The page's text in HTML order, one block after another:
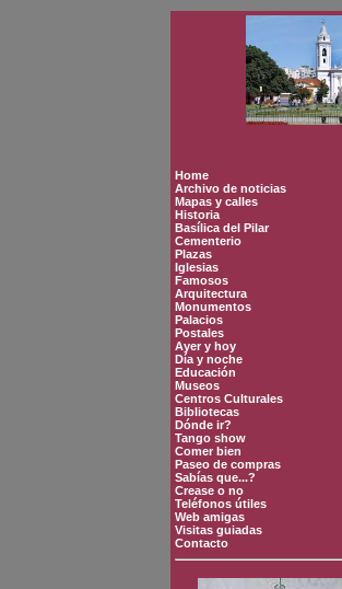
Home
Archivo de noticias
Mapas y calles
Historia
Basílica del Pilar
Cementerio
Plazas
Iglesias
Famosos
Arquitectura
Monumentos
Palacios
Postales
Ayer y hoy
Día y noche
Educación
Museos
Centros Culturales
Bibliotecas
Dónde ir?
Tango show
Comer bien
Paseo de compras
Sabías que...?
Crease o no
Teléfonos útiles
Web amigas
Visitas guiadas
Contacto